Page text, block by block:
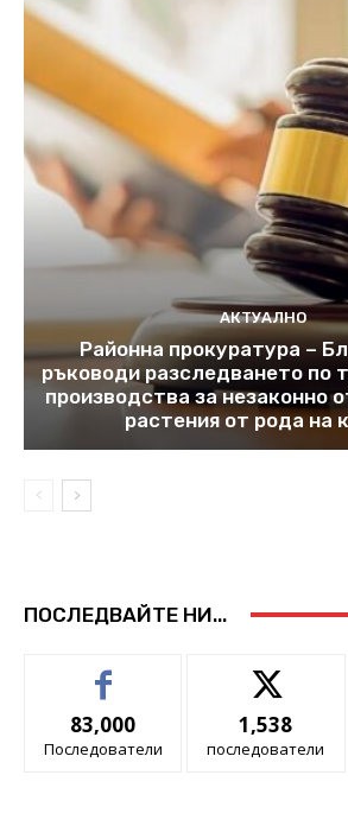
АКТУАЛНО
Районна прокуратура –
ръководи разследването по
производства за незаконно
растения от рода на
ПОСЛЕДВАЙТЕ НИ...
83,000
Последователи
1,538
последователи